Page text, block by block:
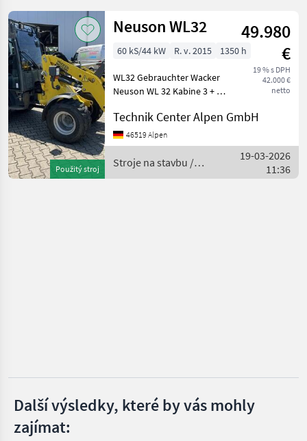
Kategorie 4 Země Filtry
AKTUÁLNÍ
CESTA
stavebná
technika
Stroje
Na
Stavbu
Celny
Volvo
Obnovit
Zobrazit
výsledků
Použitý stroj
Neuson WL32
49.980
€
19 % s DPH
42.000 €
netto
60 kS/44 kW R. v. 2015 1350 h
WL32 Gebrauchter Wacker
Neuson WL 32 Kabine 3 + 4
Umschaltventil
Multifunktionsjoystick
Ohne Anbaugeräte Stroje
na stavbu Čelný nakladač
Technik Center Alpen GmbH
46519 Alpen
Stroje na stavbu /
Neuson
19-03-2026
11:36
Další výsledky, které by vás mohly
zajímat: